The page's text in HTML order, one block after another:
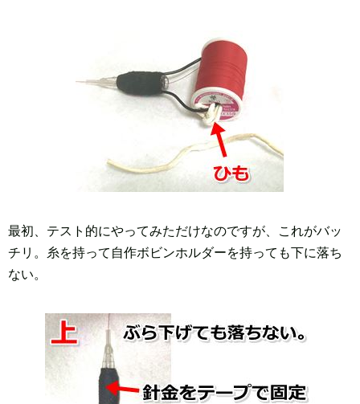
最初、テスト的にやってみただけなのですが、これがバッ
チリ。糸を持って自作ボビンホルダーを持っても下に落ち
ない。